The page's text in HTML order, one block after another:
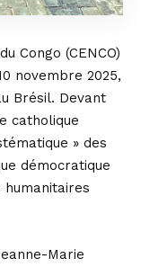
Congo (CENCO)
novembre 2025,
Brésil. Devant
catholique
» des
démocratique
humanitaires
Marie